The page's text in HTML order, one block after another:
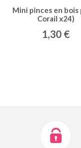
Mini pinces en
Corail x24)
1,30 €